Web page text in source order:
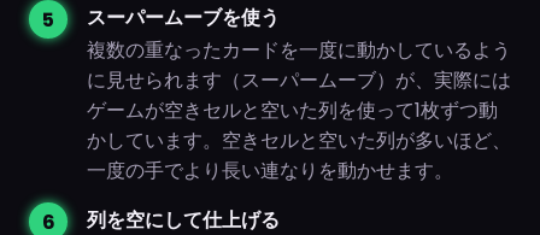
スーパームーブを使う
複数の重なったカードを一度に動かしているよう
に見せられます（スーパームーブ）が、実際には
ゲームが空きセルと空いた列を使って1枚ずつ動
かしています。空きセルと空いた列が多いほど、
一度の手でより長い連なりを動かせます。
列を空にして仕上げる